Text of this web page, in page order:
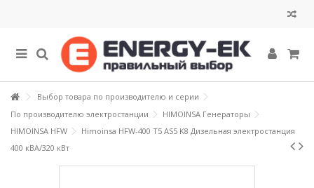
Выбор товара по производителю и серии
По производителю электростанции
HIMOINSA Генераторы
HIMOINSA HFW
Himoinsa HFW-400 T5 AS5 K8 Дизельная электростанция
400 кВА/320 кВт